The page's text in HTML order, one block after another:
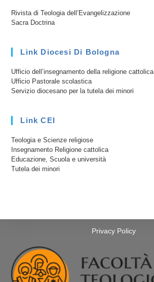
Rivista di Teologia dell’Evangelizzazione
Sacra Doctrina
Link Diocesi Di Bologna
Ufficio dell’insegnamento della religione cattolica
Ufficio Pastorale scolastica
Servizio diocesano per la tutela dei minori
Link CEI
Teologia e Scienze religiose
Insegnamento Religione cattolica
Educazione, Scuola e università
Tutela dei minori
Privacy Policy